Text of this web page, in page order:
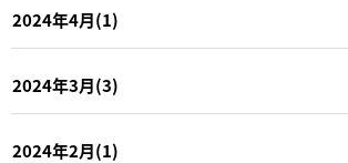
2024年4月(1)
2024年3月(3)
2024年2月(1)